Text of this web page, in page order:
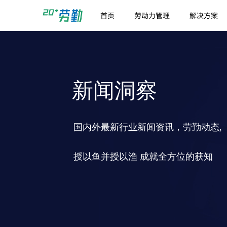
首页 劳动力管理 解决方案
国内外最新行业新闻资讯，劳勤动态,
授以鱼并授以渔 成就全方位的获知
新闻洞察